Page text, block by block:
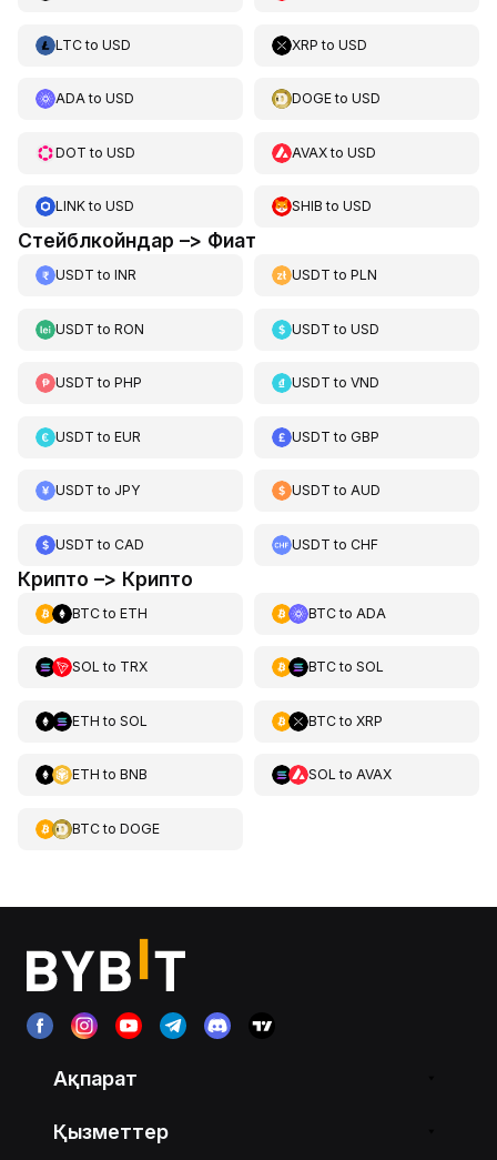
LTCto USD XRP toUSD
ADAto USD DOGEtoUSD
DOT to USD AVAXtoUSD
LINKto USD SHIB toUSD
Стейблкойндар –> Фиат
USDT to INR USDT toPLN
USDT to RON USDT toUSD
USDT to PHP USDT toVND
USDT to EUR USDT toGBP
USDT to JPY USDT toAUD
USDT to CAD USDT toCHF
Крипто –> Крипто
BTCto ETH BTCto ADA
SOL to TRX BTCto SOL
ETH to SOL BTCto XRP
ETH to BNB SOL to AVAX
BTCto DOGE
Ақпарат
Қызметтер